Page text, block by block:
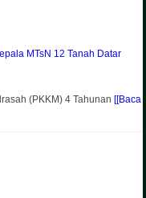
MTsN 12 Tanah Datar
(PKKM) 4 Tahunan[[Baca